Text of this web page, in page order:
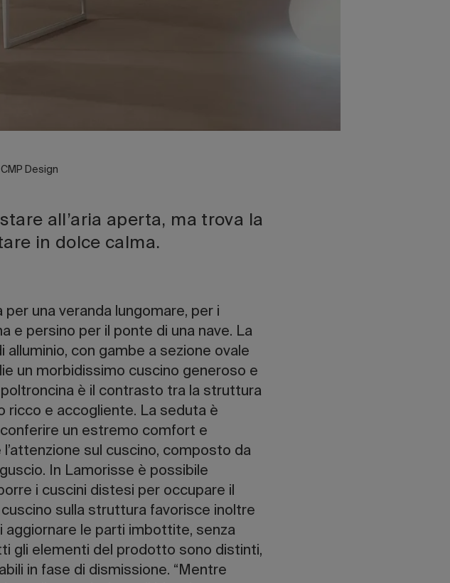
Design
all’aria aperta, ma trova la
in dolce calma.
una veranda lungomare, per i
e persino per il ponte di una nave. La
con gambe a sezione ovale
un morbidissimo cuscino generoso e
è il contrasto tra la struttura
ricco e accogliente. La seduta è
un estremo comfort e
sul cuscino, composto da
In Lamorisse è possibile
i cuscini distesi per occupare il
sulla struttura favorisce inoltre
le parti imbottite, senza
gli elementi del prodotto sono distinti,
in fase di dismissione. “Mentre